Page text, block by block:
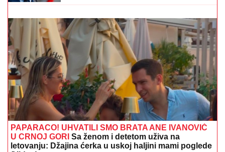
ON JE NOVI UČESNIK ELITE 10Željko Mitrović
potvrdio njegov ulazak: Nestao iz javnosti, pa pravio
skandale i bio hapšen
Paparaco: Tea Tairović sa suprugom
na LUKS JAHTI nakon saobraćajne
nezgode, svi spazili ZAVOJ OKO
NJEGOVE NOGE (VIDEO)
Voditeljki RTS-a TELO CELO U
MIŠIĆIMA, skinula se u bikini i